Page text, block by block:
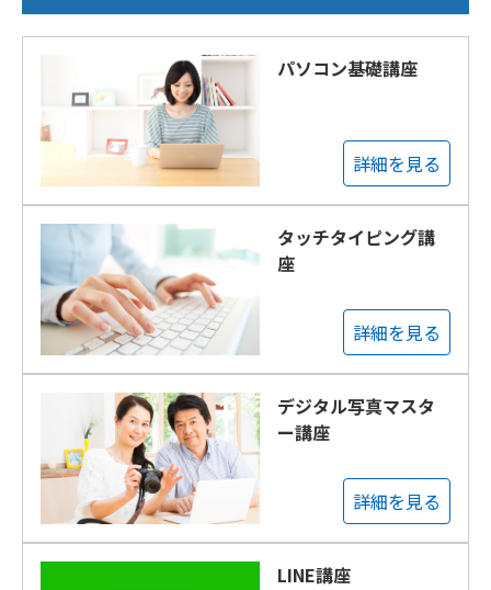
パソコン基礎講座
詳細を見る
タッチタイピング講
座
詳細を見る
デジタル写真マスタ
ー講座
詳細を見る
LINE講座